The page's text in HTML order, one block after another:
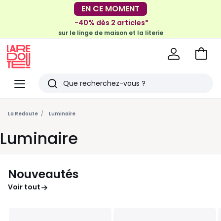
-30€ tous les 100€*
sur le meuble & la déco
-40% dès 2 articles*
sur le linge de maison et la literie
Menu
Redoute
Rechercher
Derniers
articles
vus
Voir
La Redoute Luminaire
Luminaire
Nouveautés
Voir tout